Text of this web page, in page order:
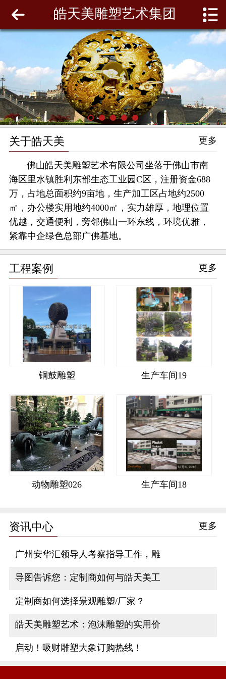
网站首页
最新动态
工程案例
雕塑泥模
<皓天美雕塑艺术集团
关于皓天美 更多
佛山皓天美雕塑艺术有限公司坐落于佛山市南
海区里水镇胜利东部生态工业园C区，注册资金688
万，占地总面积约9亩地，生产加工区占地约2500
㎡，办公楼实用地约4000㎡，实力雄厚，地理位置
优越，交通便利，旁邻佛山一环东线，环境优雅，
紧靠中企绿色总部广佛基地。
工程案例 更多
铜鼓雕塑 生产车间19
动物雕塑026 生产车间18
资讯中心 更多
广州安华汇领导人考察指导工作，雕
导图告诉您：定制商如何与皓天美工
定制商如何选择景观雕塑/厂家？
皓天美雕塑艺术：泡沫雕塑的实用价
启动！吸财雕塑大象订购热线！